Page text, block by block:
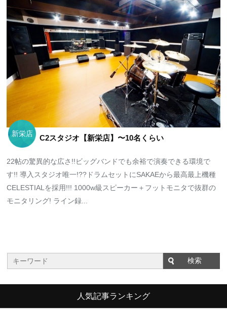
新栄店 C2スタジオ【新栄店】〜10名くらい
22帖の驚異的な広さ!!ビッグバンドでも余裕で演奏できる環境で
す!! 導入スタジオ唯一!??ドラムセットにSAKAEから最高最上機種
CELESTIALを採用!!! 1000w級スピーカー＋フットモニタで抜群の
モニタリング! ライン録...
人気記事ランキング